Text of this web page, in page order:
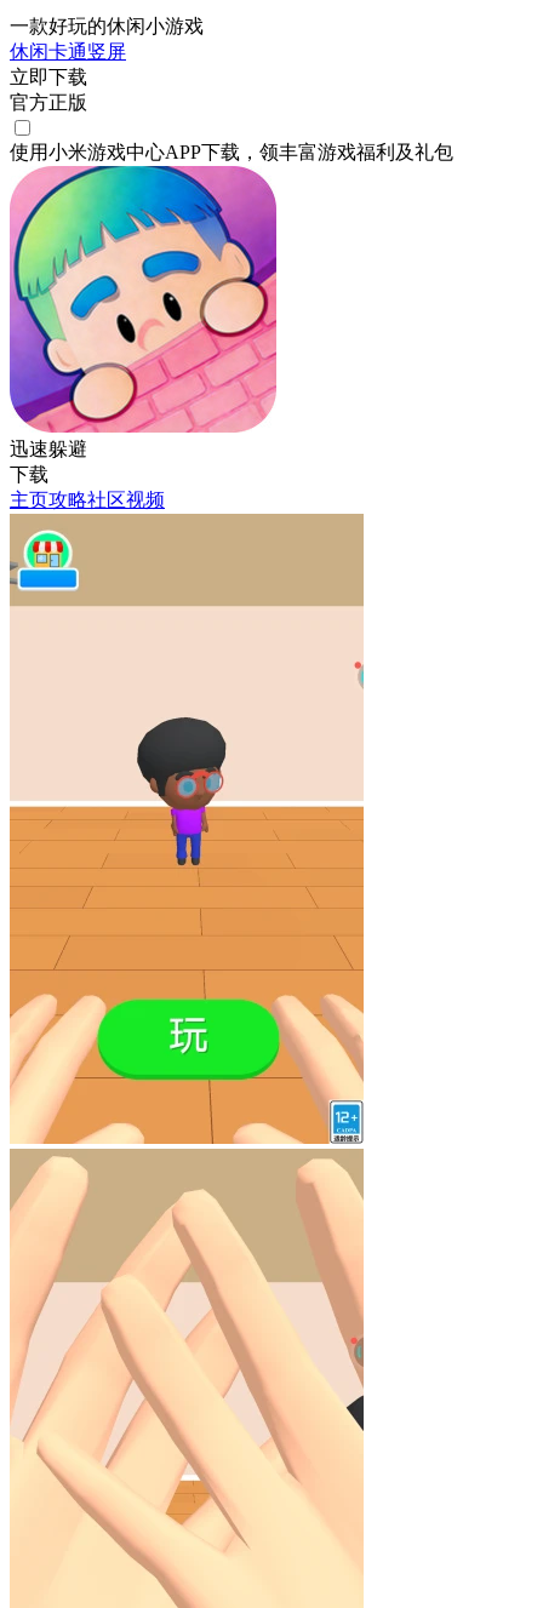
一款好玩的休闲小游戏
休闲卡通竖屏
立即下载
官方正版
使用小米游戏中心APP下载 ，领丰富游戏福利 及礼包
迅速躲避
下载
主页攻略社区视频